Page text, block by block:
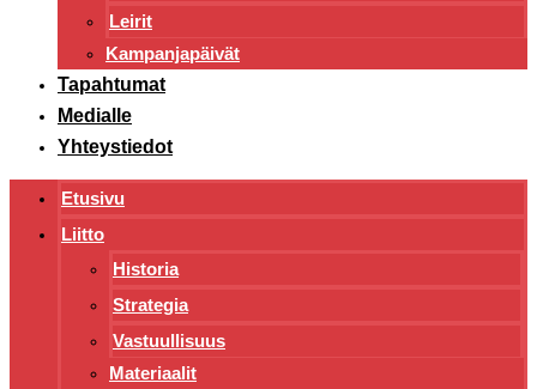
Leirit
Kampanjapäivät
Tapahtumat
Medialle
Yhteystiedot
Etusivu
Liitto
Historia
Strategia
Vastuullisuus
Materiaalit